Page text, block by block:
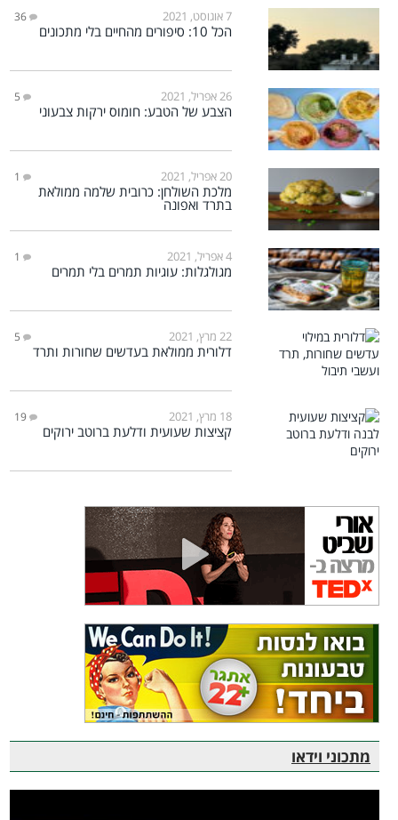
7 אוגוסט, 2021 36
הכל 10: סיפורים מהחיים בלי מתכונים
26 אפריל, 2021 5
הצבע של הטבע: חומוס ירקות צבעוני
20 אפריל, 2021 1
מלכת השולחן: כרובית שלמה ממולאת
בתרד ואפונה
4 אפריל, 2021 1
מגולגלות: עוגיות תמרים בלי תמרים
22 מרץ, 2021 5
דלורית ממולאת בעדשים שחורות ותרד
18 מרץ, 2021 19
קציצות שעועית ודלעת ברוטב ירוקים
מתכוני וידאו